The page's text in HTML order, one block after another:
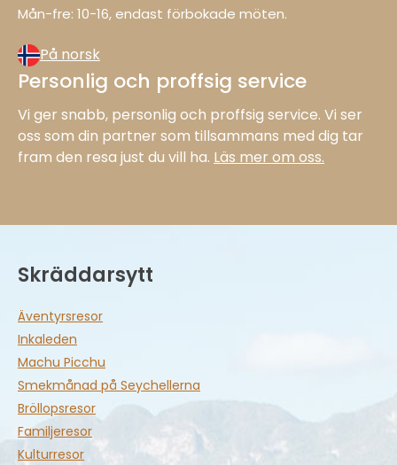
Mån−fre: 10−16, endast förbokade möten.
På norsk
Personlig och proffsig service
Vi ger snabb, personlig och proffsig service. Vi ser
oss som din partner som tillsammans med dig tar
fram den resa just du vill ha. Läs mer om oss.
Skräddarsytt
Äventyrsresor
Inkaleden
Machu Picchu
Smekmånad på Seychellerna
Bröllopsresor
Familjeresor
Kulturresor